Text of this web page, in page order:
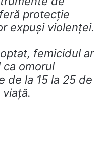
protecție
expuși violenței.
femicidul ar
omorul
de la 15 la 25 de